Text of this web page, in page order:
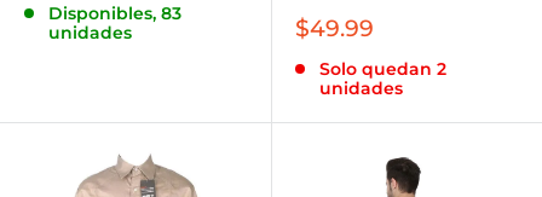
venta
Disponibles, 83
unidades
Precio
venta
$49.99
Solo quedan 2
unidades